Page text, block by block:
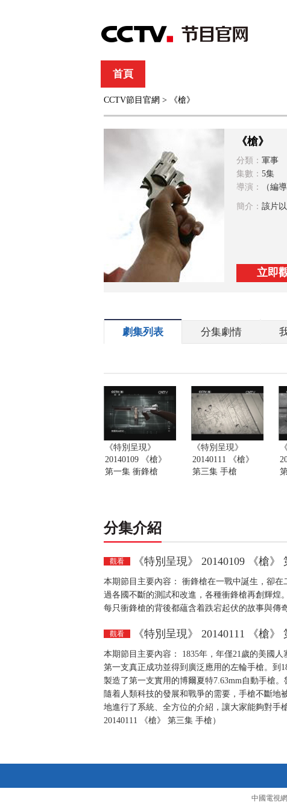
首頁
綜合 新聞 財經 綜藝
CCTV節目官網 > 《槍》
《槍》
分類： 軍事
集數： 5集
導演：
（編
簡介： 該片
立即
劇集列表 分集劇情
《特別呈現》
20140109 《槍》
第一集 衝鋒槍
《特別呈現》
20140111 《槍》
第三集 手槍
分集介紹
觀看 《特別呈現》 20140109 《槍》
本期節目主要內容： 衝鋒槍在一戰中誕生，卻
過各國不斷的測試和改進，各種衝鋒槍再創輝煌
每只衝鋒槍的背後都蘊含着跌宕起伏的故事與傳
觀看 《特別呈現》 20140111 《槍》
本期節目主要內容： 1835年，年僅21歲的美國
第一支真正成功並得到廣泛應用的左輪手槍。到
製造了第一支實用的博爾夏特7.63mm自動手槍
隨着人類科技的發展和戰爭的需要，手槍不斷地
地進行了系統、全方位的介紹，讓大家能夠對手
20140111 《槍》 第三集 手槍）
中國電視網